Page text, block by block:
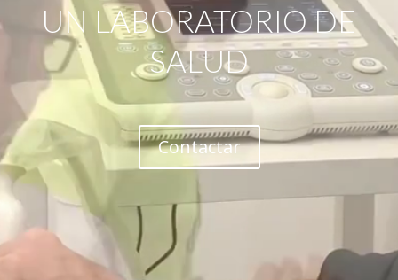
UN LABORATORIO DE
SALUD
Contactar